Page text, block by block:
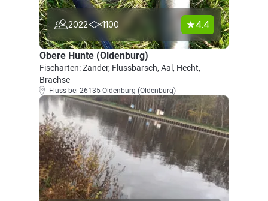
2022 1100 4.4
Obere Hunte (Oldenburg)
Fischarten: Zander, Flussbarsch, Aal, Hecht,
Brachse
Fluss bei 26135 Oldenburg (Oldenburg)